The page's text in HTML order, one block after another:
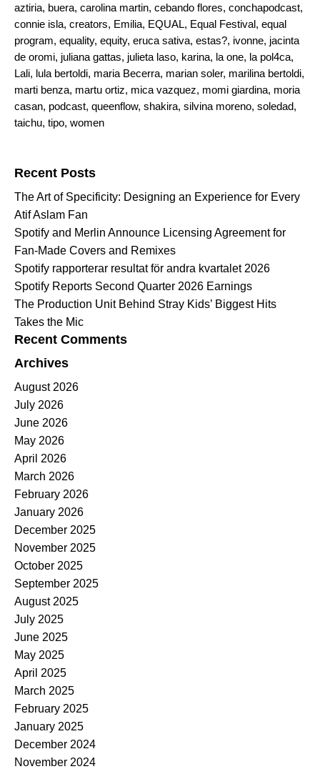
aztiria, buera, carolina martin, cebando flores, conchapodcast,
connie isla, creators, Emilia, EQUAL, Equal Festival, equal
program, equality, equity, eruca sativa, estas?, ivonne, jacinta
de oromi, juliana gattas, julieta laso, karina, la one, la pol4ca,
Lali, lula bertoldi, maria Becerra, marian soler, marilina bertoldi,
marti benza, martu ortiz, mica vazquez, momi giardina, moria
casan, podcast, queenflow, shakira, silvina moreno, soledad,
taichu, tipo, women
Recent Posts
The Art of Specificity: Designing an Experience for Every
Atif Aslam Fan
Spotify and Merlin Announce Licensing Agreement for
Fan-Made Covers and Remixes
Spotify rapporterar resultat för andra kvartalet 2026
Spotify Reports Second Quarter 2026 Earnings
The Production Unit Behind Stray Kids’ Biggest Hits
Takes the Mic
Recent Comments
Archives
August 2026
July 2026
June 2026
May 2026
April 2026
March 2026
February 2026
January 2026
December 2025
November 2025
October 2025
September 2025
August 2025
July 2025
June 2025
May 2025
April 2025
March 2025
February 2025
January 2025
December 2024
November 2024